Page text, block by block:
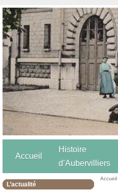
Accueil
Histoire
d’Aubervilliers
L’actualité
Accueil